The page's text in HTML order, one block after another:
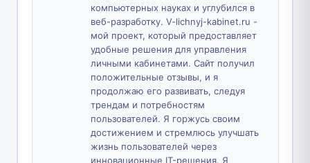
компьютерных науках и углубился в
веб-разработку. V-lichnyj-kabinet.ru -
мой проект, который предоставляет
удобные решения для управления
личными кабинетами. Сайт получил
положительные отзывы, и я
продолжаю его развивать, следуя
трендам и потребностям
пользователей. Я горжусь своим
достижением и стремлюсь улучшать
жизнь пользователей через
инновационные IT-решения. Я